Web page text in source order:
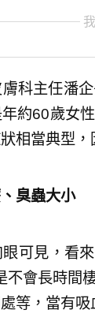
科主任潘
約60歲女
相當典型
臭蟲大小
可見，看
不會長時間
等，當有吸